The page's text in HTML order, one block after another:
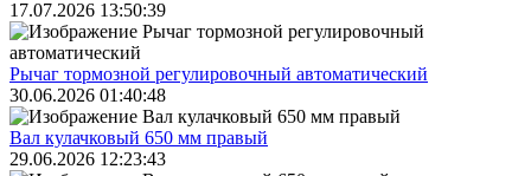
17.07.2026 13:50:39
Рычаг тормозной регулировочный автоматический
30.06.2026 01:40:48
Вал кулачковый 650 мм правый
29.06.2026 12:23:43